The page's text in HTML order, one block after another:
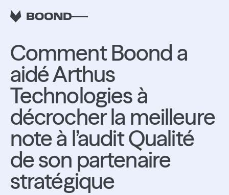
RETOUR
Comment Boond a
aidé Arthus
Technologies à
décrocher la meilleure
note à l’audit Qualité
de son partenaire
stratégique